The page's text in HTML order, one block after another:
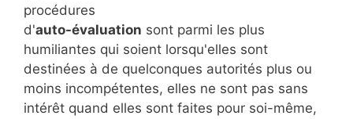
procédures
d'auto-évaluation sont parmi les plus
humiliantes qui soient lorsqu'elles sont
destinées à de quelconques autorités plus ou
moins incompétentes, elles ne sont pas sans
intérêt quand elles sont faites pour soi-même,